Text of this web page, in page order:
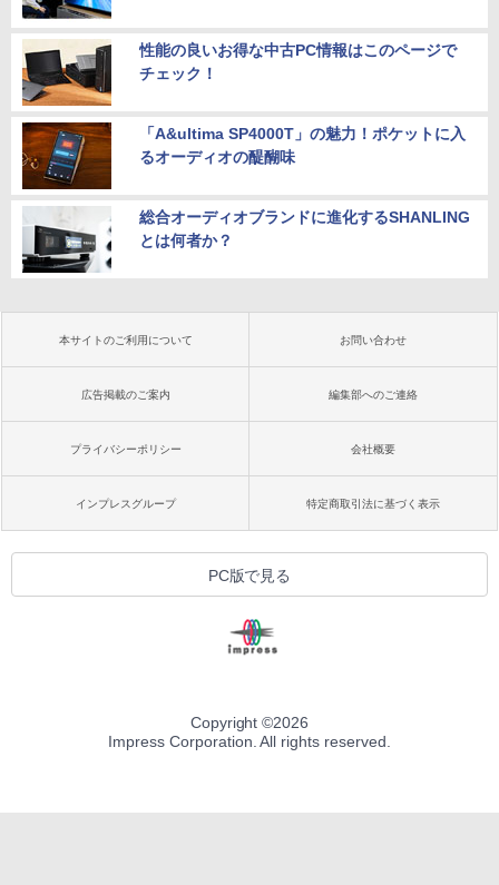
性能の良いお得な中古PC情報はこのページで
チェック！
「A&ultima SP4000T」の魅力！ポケットに入
るオーディオの醍醐味
総合オーディオブランドに進化するSHANLING
とは何者か？
本サイトのご利用について お問い合わせ
広告掲載のご案内 編集部へのご連絡
プライバシーポリシー 会社概要
インプレスグループ 特定商取引法に基づく表示
PC版で見る
Copyright ©2026
Impress Corporation. All rights reserved.